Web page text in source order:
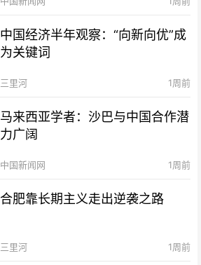
中国经济半年观察：“向新向优”成
为关键词
三里河 1周前
马来西亚学者：沙巴与中国合作潜
力广阔
中国新闻网 1周前
合肥靠长期主义走出逆袭之路
三里河 1周前